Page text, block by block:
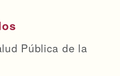
Pública de la